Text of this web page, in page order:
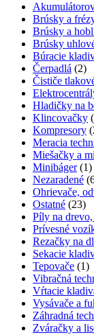
Brúsky a
Brúsky a
Brúsky
Búracie
Čerpadlá (2)
Čističe
Hladičky na
Klincovačky
Kompresory
Meracia
Miešačky a
Minibáger (1)
Nezaradené
Ohrievače,
Ostatné (23)
Píly na
Prívesné
Rezačky na
Sekacie
Tepovače (1)
Vibračná
Vŕtacie
Vysávače a
Záhradná
Zváračky a